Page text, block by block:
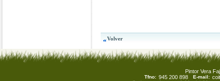
Pintor Vera
Tfno: 945 200 898 E-mail: